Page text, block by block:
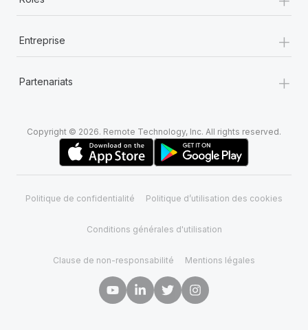
Entreprise +
Partenariats +
Copyright © 2026. Remote Technology, Inc. All rights reserved.
Politique de confidentialité Politique d’utilisation des cookies
Conditions générales d'utilisation
Clause de non-responsabilité Mentions légales